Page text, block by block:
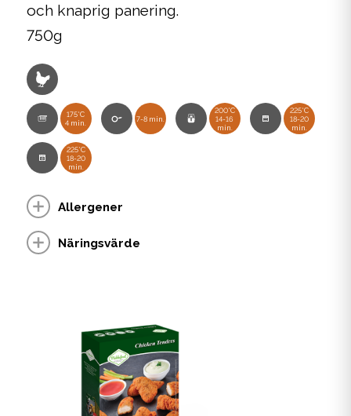
175°C
4 min.
7-8 min.
200°C
14-16
min.
225°C
18-20
min.
225°C
18-20
min.
Allergener
Näringsvärde
och knaprig panering.
750g